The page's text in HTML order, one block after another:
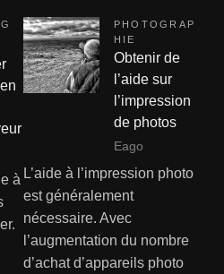
à
PHOTOGRAP
HIE
Obtenir de
l’aide sur
l’impression
de photos
Eago
L’aide à l’impression photo
est généralement
nécessaire. Avec
l’augmentation du nombre
d’achat d’appareils photo